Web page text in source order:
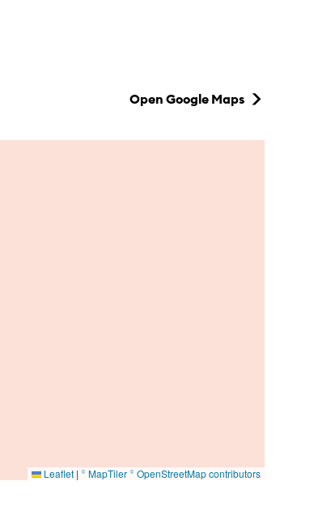
Open Google Maps
Leaflet | © MapTiler© OpenStreetMap contributors